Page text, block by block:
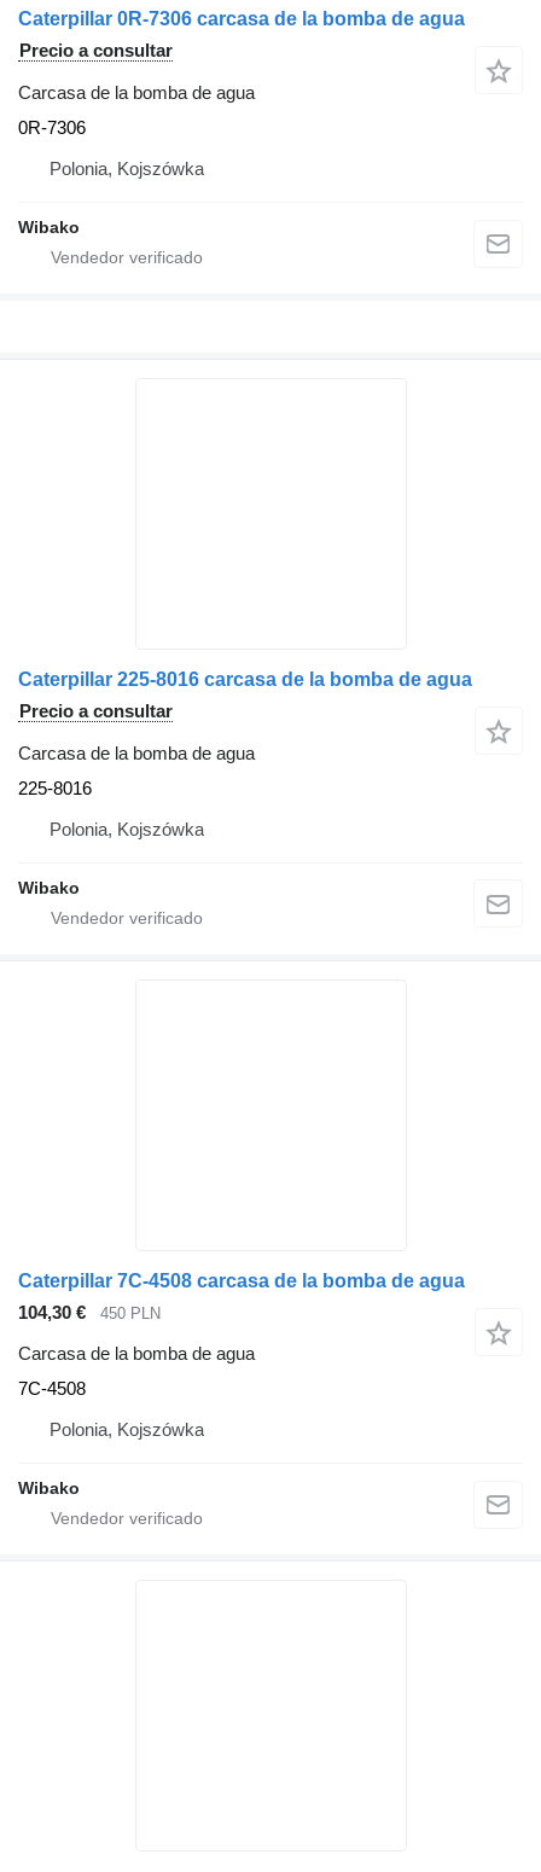
Caterpillar 0R-7306 carcasa de la bomba de agua
Precio a consultar
Carcasa de la bomba de agua
0R-7306
Polonia, Kojszówka
Wibako
Caterpillar 225-8016 carcasa de la bomba de agua
Precio a consultar
Carcasa de la bomba de agua
225-8016
Polonia, Kojszówka
Wibako
Caterpillar 7C-4508 carcasa de la bomba de agua
104,30 €
450 PLN
Carcasa de la bomba de agua
7C-4508
Polonia, Kojszówka
Wibako